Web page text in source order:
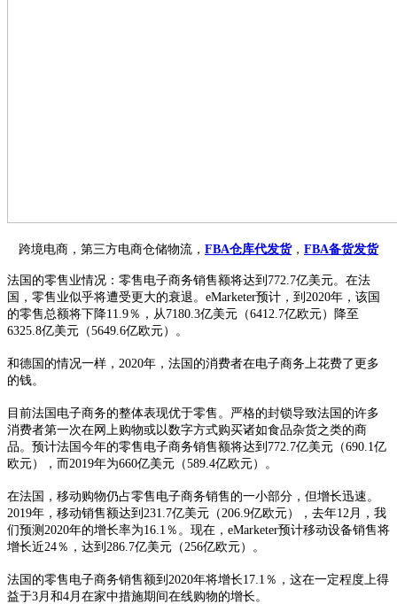
跨境电商，第三方电商仓储物流， FBA仓库代发货， FBA备货发货
法国的零售业情况：零售电子商务销售额将达到 772.7亿美元。 在法
国，零售业似乎将遭受更大的衰退。 eMarketer预计，到2020年，该国
的零售总额将下降11.9％，从7180.3亿美元（6412.7亿欧元）降至
6325.8亿美元（5649.6亿欧元）。
和德国的情况一样， 2020年，法国的消费者在电子商务上花费了更多
的钱。
目前法国电子商务的整体表现优于零售。严格的封锁导致法国的许多
消费者第一次在网上购物或以数字方式购买诸如食品杂货之类的商
品。预计法国今年的零售电子商务销售额将达到 772.7亿美元（690.1亿
欧元），而2019年为660亿美元（589.4亿欧元）。
在法国，移动购物仍占零售电子商务销售的一小部分，但增长迅速。
2019年，移动销售额达到231.7亿美元（206.9亿欧元），去年12月，我
们预测2020年的增长率为16.1％。现在，eMarketer预计移动设备销售将
增长近24％，达到286.7亿美元（256亿欧元）。
法国的零售电子商务销售额到 2020年将增长17.1％，这在一定程度上得
益于3月和4月在家中措施期间在线购物的增长。